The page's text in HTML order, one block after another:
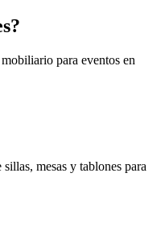
para eventos en
mesas y tablones para